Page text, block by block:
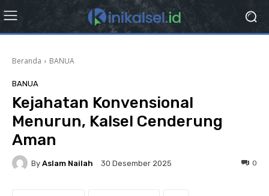
Beranda BANUA
BANUA
Kejahatan Konvensional
Menurun, Kalsel Cenderung
Aman
By Aslam Nailah 30 Desember 2025 0